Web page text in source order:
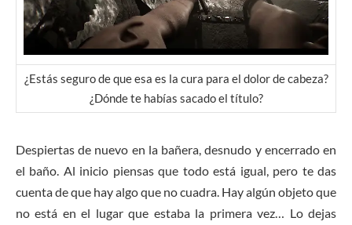
¿Estás seguro de que esa es la cura para el dolor de cabeza?
¿Dónde te habías sacado el título?
Despiertas de nuevo en la bañera, desnudo y encerrado en
el baño. Al inicio piensas que todo está igual, pero te das
cuenta de que hay algo que no cuadra. Hay algún objeto que
no está en el lugar que estaba la primera vez… Lo dejas